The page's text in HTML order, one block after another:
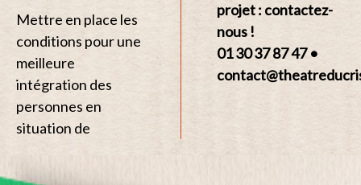
Mettre en place les
conditions pour une
meilleure
intégration des
personnes en
situation de
projet : contactez-
nous !
01 30 37 87 47 •